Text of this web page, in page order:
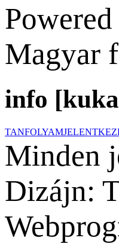
Magyar
info
TANFOLYAM
Minden
Dizájn: